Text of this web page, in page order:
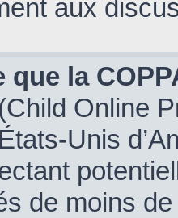
aux
que la
Online
Unis
de moins